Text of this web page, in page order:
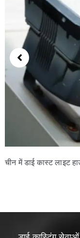
एमईएस लाइट हाउसिंग